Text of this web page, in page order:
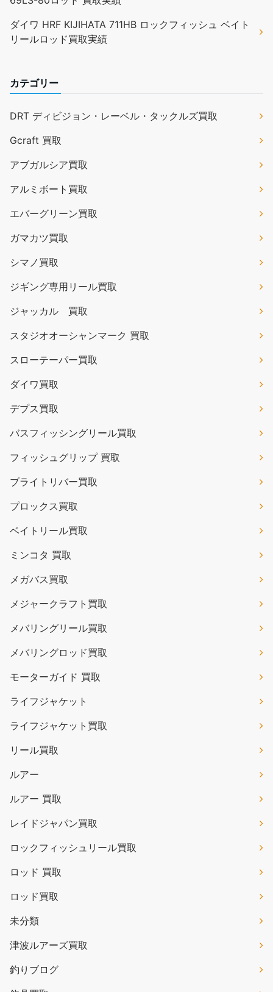
ダイワ HRF KIJIHATA 711HB ロックフィッシュ ベイト
リールロッド買取実績
カテゴリー
DRT ディビジョン・レーベル・タックルズ買取
Gcraft 買取
アブガルシア買取
アルミボート買取
エバーグリーン買取
ガマカツ買取
シマノ買取
ジギング専用リール買取
ジャッカル 買取
スタジオオーシャンマーク 買取
スローテーパー買取
ダイワ買取
デプス買取
バスフィッシングリール買取
フィッシュグリップ 買取
ブライトリバー買取
プロックス買取
ベイトリール買取
ミンコタ 買取
メガバス買取
メジャークラフト買取
メバリングリール買取
メバリングロッド買取
モーターガイド 買取
ライフジャケット
ライフジャケット買取
リール買取
ルアー
ルアー 買取
レイドジャパン買取
ロックフィッシュリール買取
ロッド 買取
ロッド買取
未分類
津波ルアーズ買取
釣りブログ